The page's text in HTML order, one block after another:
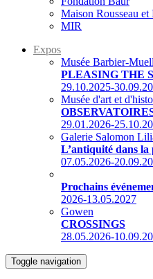
Maison Rousseau et
MIR
Expos
Musée Barbier-
PLEASING THE
29.10.2025-
Musée d'art et
29.01.2026-
Galerie Salomon
L’antiquité dans la
07.05.2026-
Prochains
2026-13.05.2027
Gowen
CROSSINGS
28.05.2026-
Toggle navigation